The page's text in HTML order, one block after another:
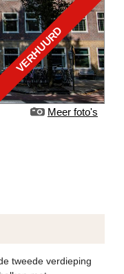
VERHUURD
Meer foto's
tweede verdieping